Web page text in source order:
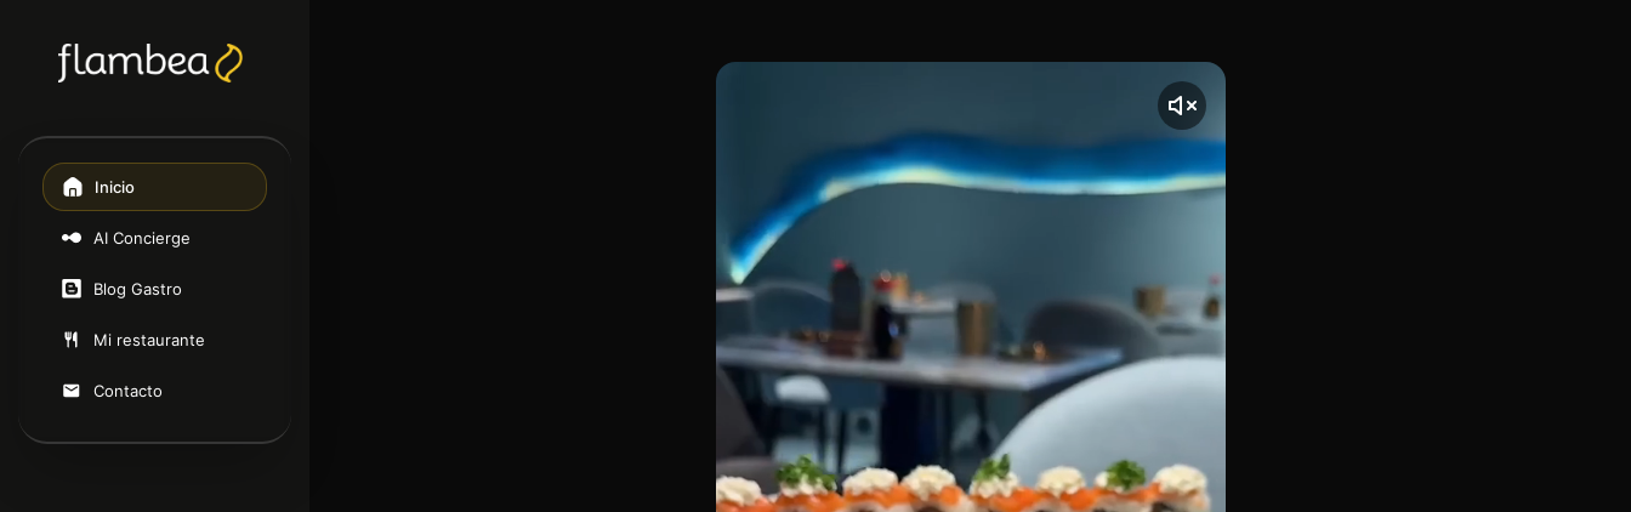
Inicio
AI Concierge
Blog Gastro
Mi restaurante
Contacto
Situado a solo unos pasos de la Puerta del Sol, en la Calle Mayor 18, Enkai ha revolucionado el
[00:00 - Escena 1: Introducción y Ambiente] El vídeo comienza con una toma de Enkai,